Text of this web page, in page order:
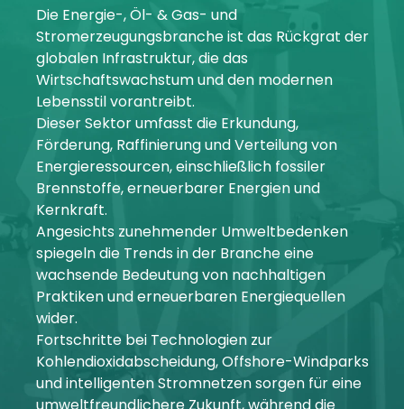
Branchen
Unternehmen
Unterstützen Sie
Anmelden
Die Energie-, Öl- & Gas- und
Stromerzeugungsbranche ist das Rückgrat der
globalen Infrastruktur, die das
Wirtschaftswachstum und den modernen
Lebensstil vorantreibt.
Dieser Sektor umfasst die Erkundung,
Förderung, Raffinierung und Verteilung von
Energieressourcen, einschließlich fossiler
Brennstoffe, erneuerbarer Energien und
Kernkraft.
Angesichts zunehmender Umweltbedenken
spiegeln die Trends in der Branche eine
wachsende Bedeutung von nachhaltigen
Praktiken und erneuerbaren Energiequellen
wider.
Fortschritte bei Technologien zur
Kohlendioxidabscheidung, Offshore-Windparks
und intelligenten Stromnetzen sorgen für eine